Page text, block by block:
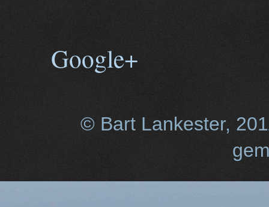
Google+
© Bart Lankester,